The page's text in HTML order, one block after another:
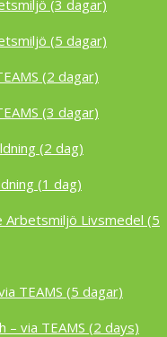
(3 dagar)
(5 dagar)
(2 dagar)
(3 dagar)
(2 dag)
(1 dag)
Arbetsmiljö Livsmedel (5
TEAMS (5 dagar)
– via TEAMS (2 days)